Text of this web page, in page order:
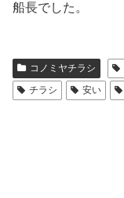
船長でした。
コノミヤチラシ
チラシ
安い